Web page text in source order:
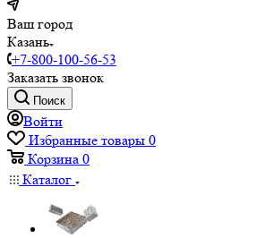
Ваш город
Казань
+7-800-100-56-53
Заказать звонок
Поиск
Войти
Избранные товары 0
Корзина 0
Каталог